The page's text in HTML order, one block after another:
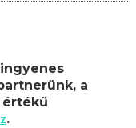
a
értékű
.